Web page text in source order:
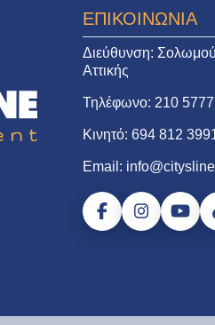
ΕΠΙΚΟΙΝΩΝΙΑ
Διεύθυνση: Σολωμού
Αττικής
Τηλέφωνο: 210
Κινητό: 694 812
Email: